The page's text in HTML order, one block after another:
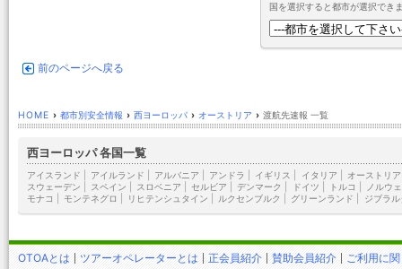
国を選択すると都市が選択でき
前のページへ戻る
HOME › 都市別安全情報 › 西ヨーロッパ › オーストリア › 渡航先速報 一覧
西ヨーロッパ 各国一覧
アイスランド アイルランド アルバニア アンドラ イギリス イタリア オーストリア
スウェーデン
スペイン スロベニア セルビア デンマーク ドイツ トルコ
ノルウ
モナコ
モンテネグロ リヒテンシュタイン ルクセンブルク グリーンランド ジブラル
OTOAとは ツアーオペレーターとは 正会員紹介 賛助会員紹介 ご利用に